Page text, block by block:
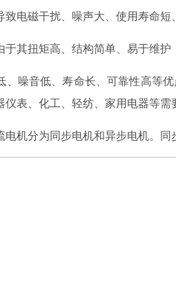
致电磁干扰、噪声大、使用寿命
于其扭矩高、结构简单、易于维
、噪音低、寿命长、可靠性高等
仪表、化工、轻纺、家用电器等
电机分为同步电机和异步电机。